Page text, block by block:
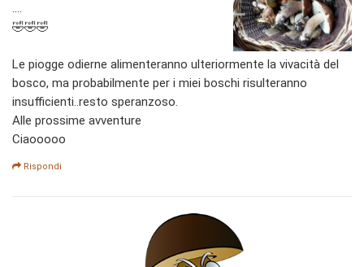
....
🤣🤣🤣
Le piogge odierne alimenteranno ulteriormente la vivacità del
bosco, ma probabilmente per i miei boschi risulteranno
insufficienti..resto speranzoso.
Alle prossime avventure
Ciaooooo
Rispondi